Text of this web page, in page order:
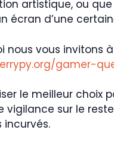
artistique, ou
écran d’une
vous invitons
gamer-
le meilleur choix
sur le
incurvés.